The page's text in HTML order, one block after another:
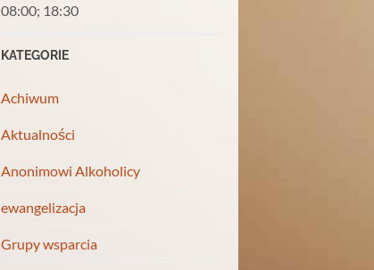
08:00; 18:30
KATEGORIE
Achiwum
Aktualności
Anonimowi Alkoholicy
ewangelizacja
Grupy wsparcia